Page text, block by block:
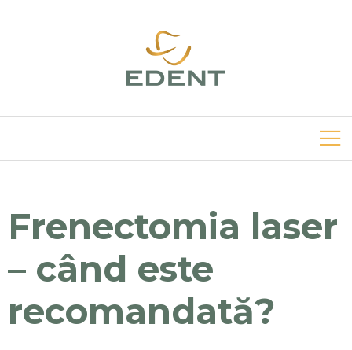
Frenectomia laser
– când este
recomandată?